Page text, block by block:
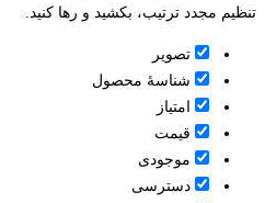
تنظیم مجدد ترتیب، بکشید و رها کنید.
تصویر
شناسۀ محصول
امتیاز
قيمت
موجودی
دسترسی